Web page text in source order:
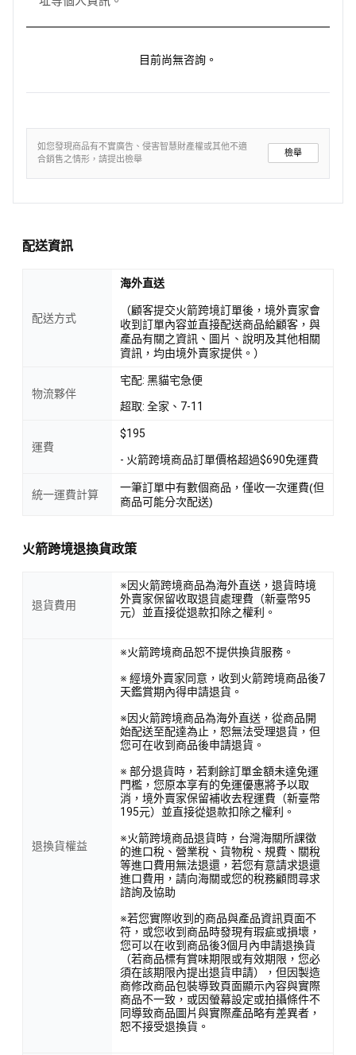
魯本斯 720R 水彩筆系列，自 1990 年首次推出以來，其經典的
圓頭設計便深受藝術家們的喜愛。作為魯本斯品牌的代表性產
品之一，720R 系列以其平易近人的價格和多功能性著稱，適用
<產品資訊皆由跨境廠商提供，產品資訊部分文字係由AI產出
翻譯內容僅供參考，相關說明應以實際產品標示資訊為準>
目前尚無咨詢。
如您發現商品有不實廣告、侵害智慧財產權或其他不適
合銷售之情形，請提出檢舉
檢舉
配送資訊
配送方式
海外直送
（顧客提交火箭跨境訂單後，境外賣家會
收到訂單內容並直接配送商品給顧客，與
產品有關之資訊、圖片、說明及其他相關
資訊，均由境外賣家提供。）
物流夥伴
宅配: 黑貓宅急便
超取: 全家、7-11
運費
$195
- 火箭跨境商品訂單價格超過$690免運費
統一運費計算
一筆訂單中有數個商品，僅收一次運費(但
商品可能分次配送)
火箭跨境退換貨政策
退貨費用
※因火箭跨境商品為海外直送，退貨時境
外賣家保留收取退貨處理費（新臺幣95
元）並直接從退款扣除之權利。
退換貨權益
※火箭跨境商品恕不提供換貨服務。
※ 經境外賣家同意，收到火箭跨境商品後7
天鑑賞期內得申請退貨。
※因火箭跨境商品為海外直送，從商品開
始配送至配達為止，恕無法受理退貨，但
您可在收到商品後申請退貨。
※ 部分退貨時，若剩餘訂單金額未達免運
門檻，您原本享有的免運優惠將予以取
消，境外賣家保留補收去程運費（新臺幣
195元）並直接從退款扣除之權利。
※火箭跨境商品退貨時，台灣海關所課徵
的進口稅、營業稅、貨物稅、規費、關稅
等進口費用無法退還，若您有意請求退還
進口費用，請向海關或您的稅務顧問尋求
諮詢及協助
※若您實際收到的商品與產品資訊頁面不
符，或您收到商品時發現有瑕疵或損壞，
您可以在收到商品後3個月內申請退換貨
（若商品標有賞味期限或有效期限，您必
須在該期限內提出退貨申請），但因製造
商修改商品包裝導致頁面顯示內容與實際
商品不一致，或因螢幕設定或拍攝條件不
同導致商品圖片與實際產品略有差異者，
恕不接受退換貨。